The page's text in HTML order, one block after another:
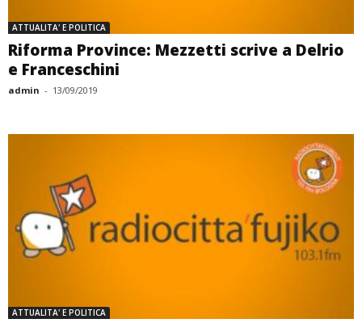
ATTUALITA' E POLITICA
Riforma Province: Mezzetti scrive a Delrio
e Franceschini
admin - 13/09/2019
ATTUALITA' E POLITICA